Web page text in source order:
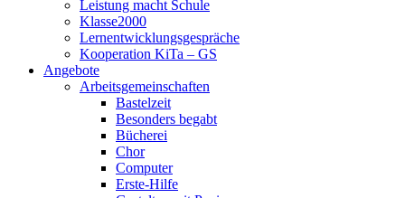
Leistung macht Schule
Klasse2000
Lernentwicklungsgespräche
Kooperation KiTa – GS
Angebote
Arbeitsgemeinschaften
Bastelzeit
Besonders begabt
Bücherei
Chor
Computer
Erste-Hilfe